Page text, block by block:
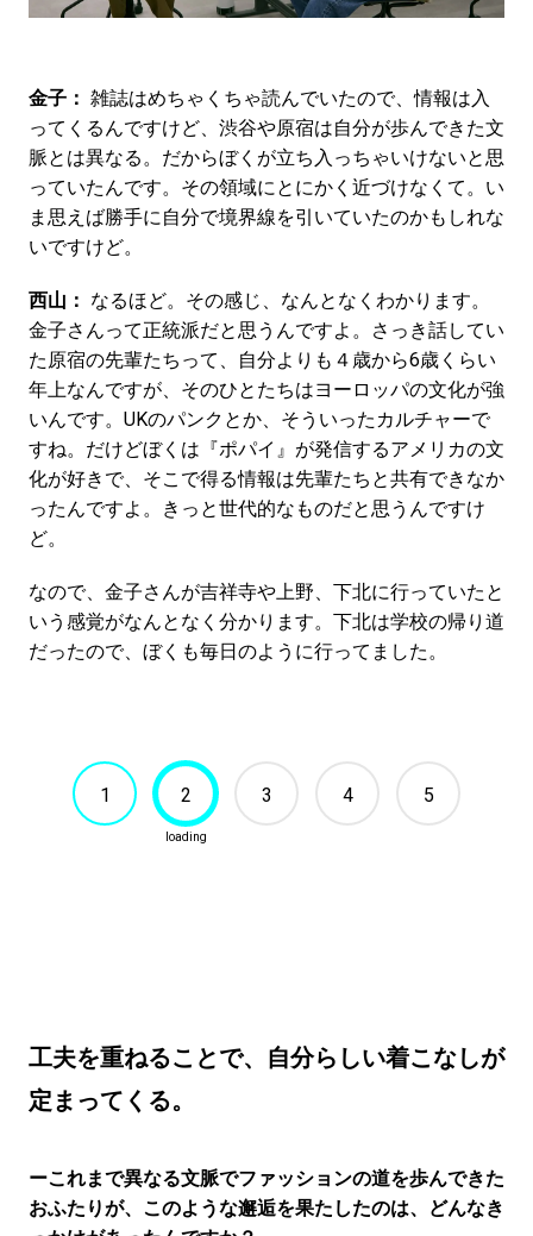
金子： 雑誌はめちゃくちゃ読んでいたので、情報は入
ってくるんですけど、渋谷や原宿は自分が歩んできた文
脈とは異なる。だからぼくが立ち入っちゃいけないと思
っていたんです。その領域にとにかく近づけなくて。い
ま思えば勝手に自分で境界線を引いていたのかもしれな
いですけど。
西山： なるほど。その感じ、なんとなくわかります。
金子さんって正統派だと思うんですよ。さっき話してい
た原宿の先輩たちって、自分よりも４歳から6歳くらい
年上なんですが、そのひとたちはヨーロッパの文化が強
いんです。UKのパンクとか、そういったカルチャーで
すね。だけどぼくは『ポパイ』が発信するアメリカの文
化が好きで、そこで得る情報は先輩たちと共有できなか
ったんですよ。きっと世代的なものだと思うんですけ
ど。
なので、金子さんが吉祥寺や上野、下北に行っていたと
いう感覚がなんとなく分かります。下北は学校の帰り道
だったので、ぼくも毎日のように行ってました。
1 2 3 4 5
工夫を重ねることで、自分らしい着こなしが
定まってくる。
ーこれまで異なる文脈でファッションの道を歩んできた
おふたりが、このような邂逅を果たしたのは、どんなき